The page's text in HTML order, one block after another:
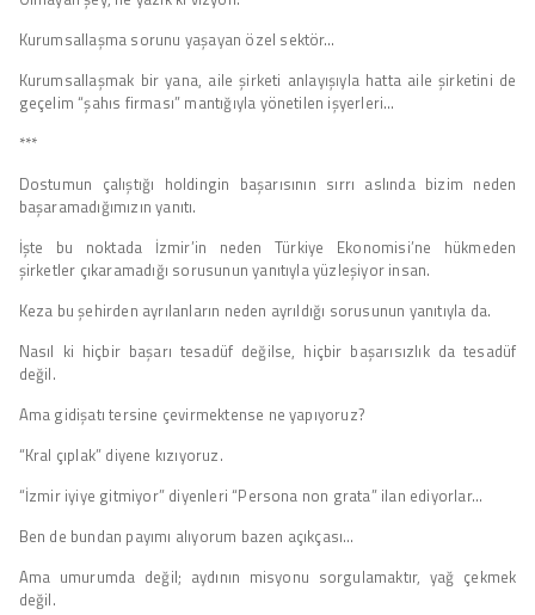
Kurumsallaşma sorunu yaşayan özel sektör…
Kurumsallaşmak bir yana, aile şirketi anlayışıyla hatta aile şirketini de
geçelim “şahıs firması” mantığıyla yönetilen işyerleri…
***
Dostumun çalıştığı holdingin başarısının sırrı aslında bizim neden
başaramadığımızın yanıtı.
İşte bu noktada İzmir’in neden Türkiye Ekonomisi’ne hükmeden
şirketler çıkaramadığı sorusunun yanıtıyla yüzleşiyor insan.
Keza bu şehirden ayrılanların neden ayrıldığı sorusunun yanıtıyla da.
Nasıl ki hiçbir başarı tesadüf değilse, hiçbir başarısızlık da tesadüf
değil.
Ama gidişatı tersine çevirmektense ne yapıyoruz?
“Kral çıplak” diyene kızıyoruz.
“İzmir iyiye gitmiyor” diyenleri “Persona non grata” ilan ediyorlar…
Ben de bundan payımı alıyorum bazen açıkçası…
Ama umurumda değil; aydının misyonu sorgulamaktır, yağ çekmek
değil.